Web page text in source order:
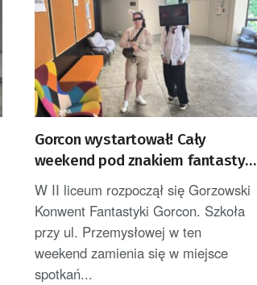
Gorcon wystartował! Cały
weekend pod znakiem fantastyki,
gier i popkultury
W II liceum rozpoczął się Gorzowski
Konwent Fantastyki Gorcon. Szkoła
przy ul. Przemysłowej w ten
weekend zamienia się w miejsce
spotkań...